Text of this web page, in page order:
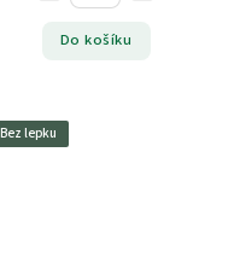
Do košíku
Bez lepku